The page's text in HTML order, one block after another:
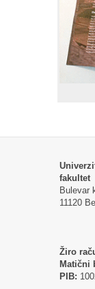
fakultet
Bulevar
11120
Žiro
Matični
PIB: